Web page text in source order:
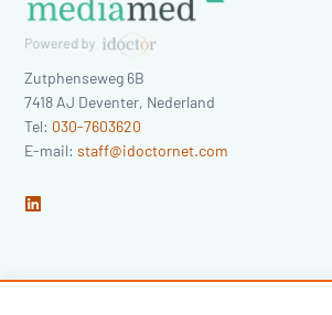
Zutphenseweg 6B
7418 AJ Deventer, Nederland
Tel: 030-7603620
E-mail:staff@idoctornet.com